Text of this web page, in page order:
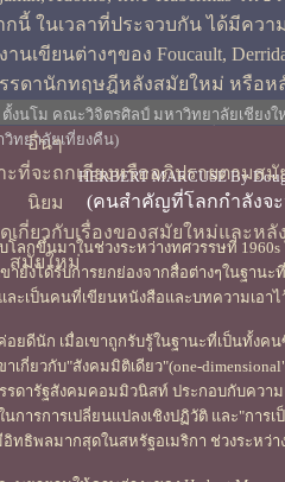
HERBERT MARCUSE By
(คนสำคัญที่โลกกำลังจ
บโลกขึ้นมาในช่วงระหว่างทศวรรษที่
ายังได้รับการยกย่องจากสื่อต่างๆในฐาน
ะเป็นคนที่เขียนหนังสือและบทความเอา
อยดีนัก เมื่อเขาถูกรับรู้ในฐานะที่เป็นทั้
เกี่ยวกับ"สังคมมิติเดียว"(one-
ดารัฐสังคมคอมมิวนิสท์ ประกอบกับความ
การการเปลี่ยนแปลงเชิงปฏิวัติ และ"การ
ธิพลมากสุดในสหรัฐอเมริกา ช่วงระหว่า
นี้ ในเวลาที่ประจวบกัน ได้มีควา
นเขียนต่างๆของ Foucault,
รรดานักทฤษฎีหลังสมัยใหม่ หรือห
หรือ poststructuralist)สกุลฝรั่งเศ
อื่นๆ
ะที่จะถกเถียงหรืออภิปรายตามสมั
นิยม
กี่ยวกับเรื่องของสมัยใหม่และหลั
สมัยใหม่
ตั้งนโม คณะวิจิตรศิลป์ มหาวิทยาลัยเชียงใ
ทยาลัยเที่ยงคืน)